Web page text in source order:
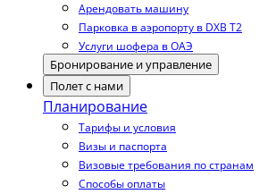
Арендовать машину
Парковка в аэропорту в DXB T2
Услуги шофера в ОАЭ
Бронирование и управление
Полет с нами
Планирование
Тарифы и условия
Визы и паспорта
Визовые требования по странам
Способы оплаты